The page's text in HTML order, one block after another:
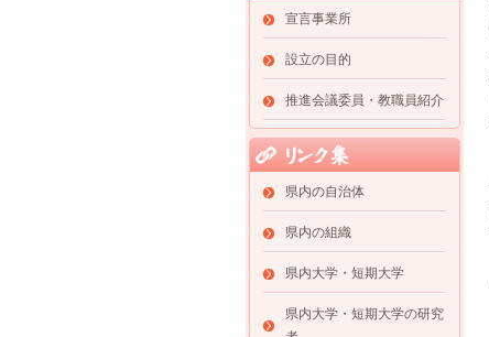
宣言事業所
設立の目的
推進会議委員・教職員紹介
県内の自治体
県内の組織
県内大学・短期大学
県内大学・短期大学の研究